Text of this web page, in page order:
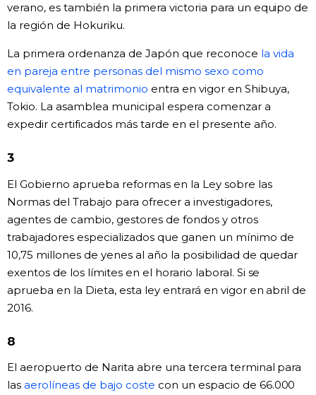
Gente
Blog
Tokio
verano, es también la primera victoria para un equipo de
la región de Hokuriku.
La primera ordenanza de Japón que reconoce la vida
en pareja entre personas del mismo sexo como
equivalente al matrimonio entra en vigor en Shibuya,
Tokio. La asamblea municipal espera comenzar a
expedir certificados más tarde en el presente año.
3
El Gobierno aprueba reformas en la Ley sobre las
Normas del Trabajo para ofrecer a investigadores,
agentes de cambio, gestores de fondos y otros
trabajadores especializados que ganen un mínimo de
10,75 millones de yenes al año la posibilidad de quedar
exentos de los límites en el horario laboral. Si se
aprueba en la Dieta, esta ley entrará en vigor en abril de
2016.
8
El aeropuerto de Narita abre una tercera terminal para
las aerolíneas de bajo coste con un espacio de 66.000